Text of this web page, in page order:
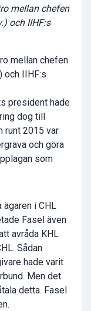
mellan chefen
och IIHF:s
mellan chefen
och IIHF:s
president hade
dog till
runt 2015 var
och göra
som
i CHL
Fasel även
avråda KHL
Sådan
hade varit
Men det
detta. Fasel